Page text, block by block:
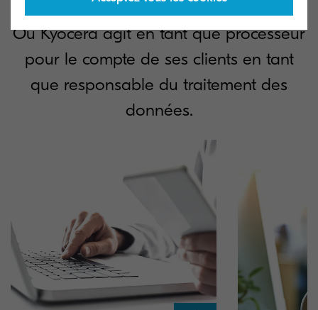
Où Kyocera agit en tant que processeur
pour le compte de ses clients en tant
que responsable du traitement des
données.